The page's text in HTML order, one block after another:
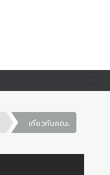
เกี่ยวกับคณะ